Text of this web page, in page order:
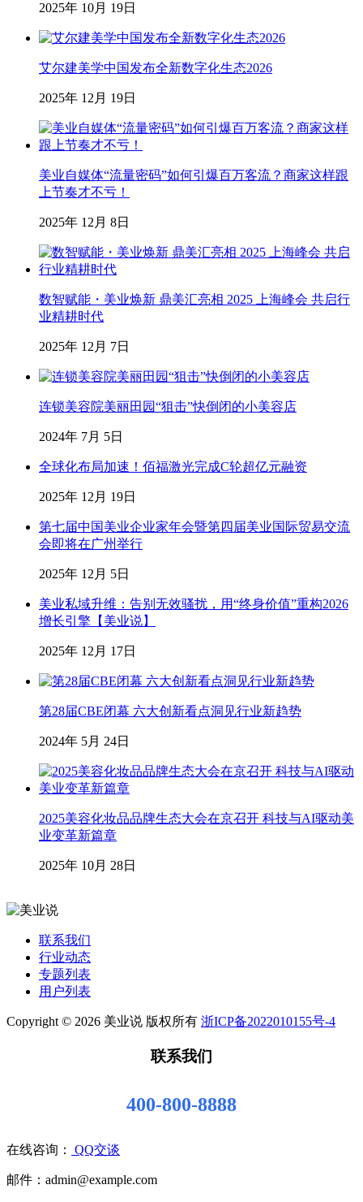
2025年 10月 19日
艾尔建美学中国发布全新数字化生态2026
2025年 12月 19日
美业自媒体“流量密码”如何引爆百万客流？商家这样跟
上节奏才不亏！
2025年 12月 8日
数智赋能・美业焕新 鼎美汇亮相 2025 上海峰会 共启行
业精耕时代
2025年 12月 7日
连锁美容院美丽田园“狙击”快倒闭的小美容店
2024年 7月 5日
全球化布局加速！佰福激光完成C轮超亿元融资
2025年 12月 19日
第七届中国美业企业家年会暨第四届美业国际贸易交流
会即将在广州举行
2025年 12月 5日
美业私域升维：告别无效骚扰，用“终身价值”重构2026
增长引擎【美业说】
2025年 12月 17日
第28届CBE闭幕 六大创新看点洞见行业新趋势
2024年 5月 24日
2025美容化妆品品牌生态大会在京召开 科技与AI驱动美
业变革新篇章
2025年 10月 28日
联系我们
行业动态
专题列表
用户列表
Copyright © 2026 美业说 版权所有 浙ICP备2022010155号-4
联系我们
400-800-8888
在线咨询： QQ交谈
邮件：admin@example.com